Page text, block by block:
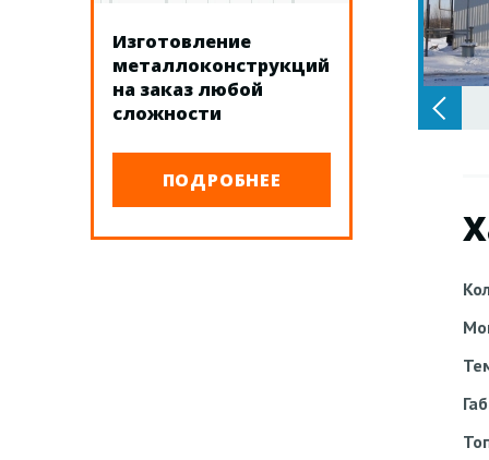
Изготовление
металлоконструкций
на заказ любой
сложности
ПОДРОБНЕЕ